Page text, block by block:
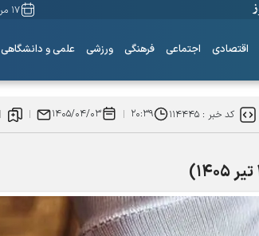
۱۷ مرداد ۱۴۰۵
اقتصادی اجتماعی فرهنگی ورزشی علمی و دانشگاهی
کد خبر :۱۱۴۴۴۵ ۲۰:۳۹ ۱۴۰۵/۰۴/۰۳